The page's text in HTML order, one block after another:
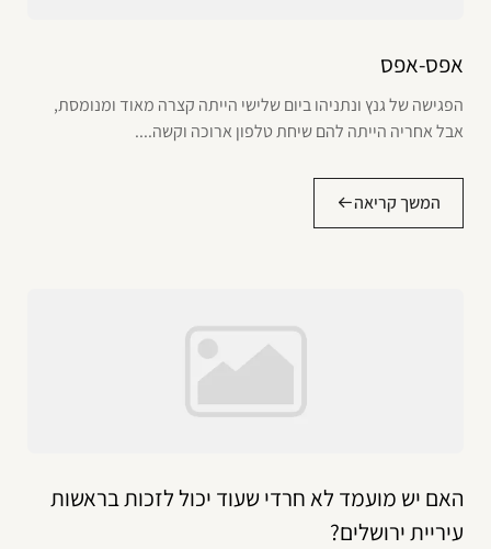
אפס-אפס
הפגישה של גנץ ונתניהו ביום שלישי הייתה קצרה מאוד ומנומסת,
אבל אחריה הייתה להם שיחת טלפון ארוכה וקשה....
המשך קריאה
האם יש מועמד לא חרדי שעוד יכול לזכות בראשות
עיריית ירושלים?